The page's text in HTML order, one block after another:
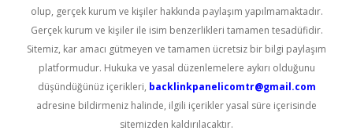
olup, gerçek kurum ve kişiler hakkında paylaşım yapılmamaktadır.
Gerçek kurum ve kişiler ile isim benzerlikleri tamamen tesadüfidir.
Sitemiz, kar amacı gütmeyen ve tamamen ücretsiz bir bilgi paylaşım
platformudur. Hukuka ve yasal düzenlemelere aykırı olduğunu
düşündüğünüz içerikleri, backlinkpanelicomtr@gmail.com
adresine bildirmeniz halinde, ilgili içerikler yasal süre içerisinde
sitemizden kaldırılacaktır.